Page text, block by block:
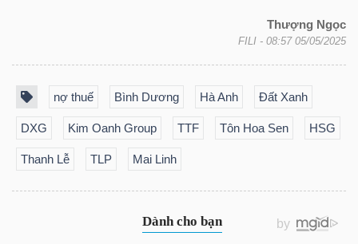
Thượng Ngọc
FILI - 08:57 05/05/2025
nợ thuế Bình Dương Hà Anh Đất Xanh
DXG Kim Oanh Group TTF Tôn Hoa Sen HSG
Thanh Lễ TLP Mai Linh
PHÂN